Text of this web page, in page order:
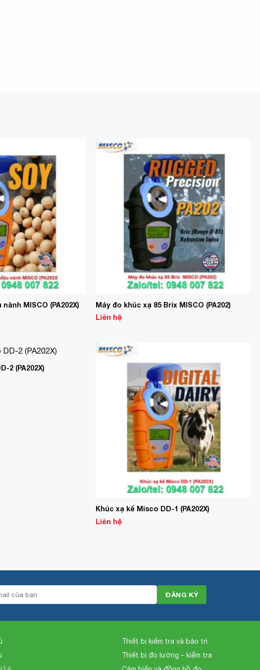
MISCO (PA202X) Máy đo khúc xạ 85 Brix MISCO (PA202)
Liên hệ
2 (PA202X)
Khúc xạ kế Misco DD-1 (PA202X)
Liên hệ
Thiết bị kiểm tra và bảo trì
Thiết bị đo lường – kiểm tra